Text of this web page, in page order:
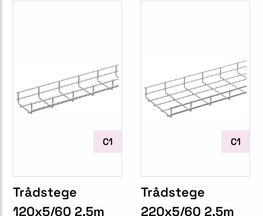
C1
Trådstege
120x5/60 2,5m
C1
Trådstege
220x5/60 2,5m